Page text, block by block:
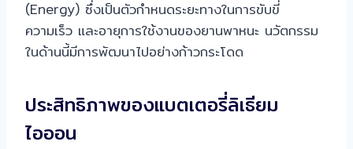
(Energy) ซึ่งเป็นตัวกำหนดระยะทางในการขับขี่
ความเร็ว และอายุการใช้งานของยานพาหนะ นวัตกรรม
ในด้านนี้มีการพัฒนาไปอย่างก้าวกระโดด
ประสิทธิภาพของแบตเตอรี่ลิเธียม
ไอออน